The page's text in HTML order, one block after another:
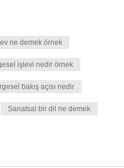
ne demek örnek
işlevi nedir örnek
bakış açısı nedir
Sanatsal bir dil ne demek